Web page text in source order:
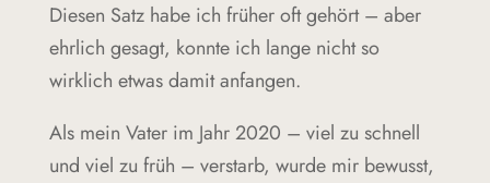
Diesen Satz habe ich früher oft gehört – aber
ehrlich gesagt, konnte ich lange nicht so
wirklich etwas damit anfangen.
Als mein Vater im Jahr 2020 – viel zu schnell
und viel zu früh – verstarb, wurde mir bewusst,